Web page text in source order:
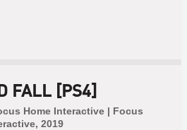
FALL [PS4]
Home Interactive | Focus
2019